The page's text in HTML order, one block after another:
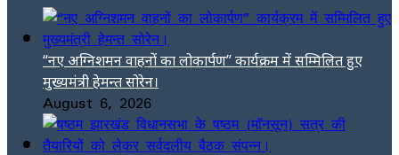
“नए अग्निशमन वाहनों का लोकार्पण” कार्यक्रम में सम्मिलित हुए
मुख्यमंत्री हेमन्त सोरेन।
August 6, 2026